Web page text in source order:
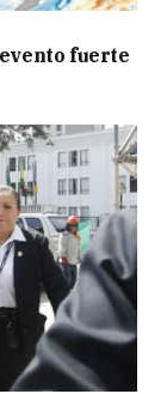
fuerte